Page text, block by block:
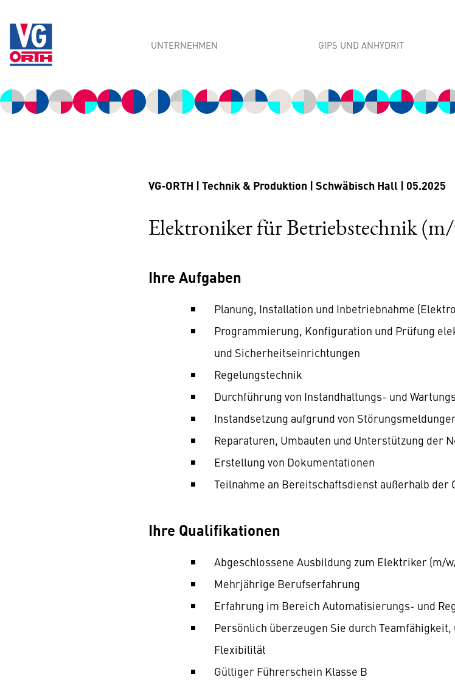
UNTERNEHMEN
Management Team
Kompetenzen
GIPS UND ANHYDRIT
Bautechnische Anwendungen
VG‑ORTH | Technik & Produktion | Schwäbisch Hall | 05.2025
Elektroniker für Betriebstechnik
Ihre Aufgaben
Planung, Installation und Inbetriebnahme
Programmierung, Konfiguration und Prüfung
und Sicherheitseinrichtungen
Regelungstechnik
Durchführung von Instandhaltungs- und
Instandsetzung aufgrund von
Reparaturen, Umbauten und Unterstützung der
Erstellung von Dokumentationen
Teilnahme an Bereitschaftsdienst außerhalb der
Ihre Qualifikationen
Abgeschlossene Ausbildung zum Elektriker (m/
Mehrjährige Berufserfahrung
Erfahrung im Bereich Automatisierungs- und
Persönlich überzeugen Sie durch
Flexibilität
Gültiger Führerschein Klasse B